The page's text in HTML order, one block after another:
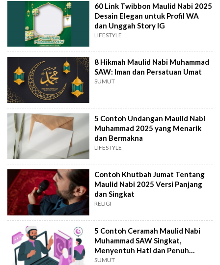
60 Link Twibbon Maulid Nabi 2025
Desain Elegan untuk Profil WA
dan Unggah Story IG
LIFESTYLE
8 Hikmah Maulid Nabi Muhammad
SAW: Iman dan Persatuan Umat
SUMUT
5 Contoh Undangan Maulid Nabi
Muhammad 2025 yang Menarik
dan Bermakna
LIFESTYLE
Contoh Khutbah Jumat Tentang
Maulid Nabi 2025 Versi Panjang
dan Singkat
RELIGI
5 Contoh Ceramah Maulid Nabi
Muhammad SAW Singkat,
Menyentuh Hati dan Penuh
Hikmah
SUMUT